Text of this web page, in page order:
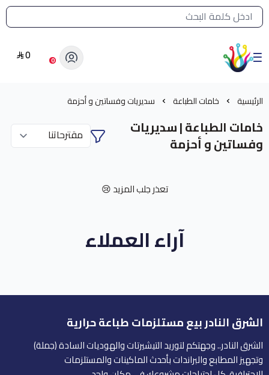
القائمة الرئيسية لمتجر الشرق النادر
الشرق النادر بيع مستلزمات طباعة حرارية 0
0
الرئيسية خامات الطباعة سديريات وفساتين و أحزمة
خامات الطباعة | سديريات
وفساتين و أحزمة
تعذر جلب المزيد 😢
آراء العملاء
الشرق النادر بيع مستلزمات طباعة حرارية
الشرق النادر.. وجهتكم لتوريد التيشيرتات والهوديات السادة (جملة)
وتجهيز المطابع والبراندات بأحدث الماكينات والمستلزمات